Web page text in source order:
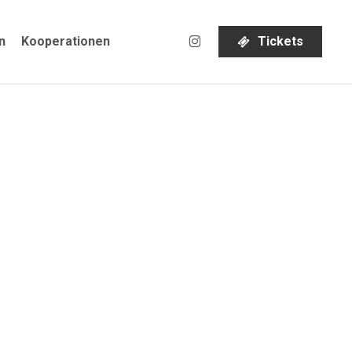
Kooperationen instagram Tickets